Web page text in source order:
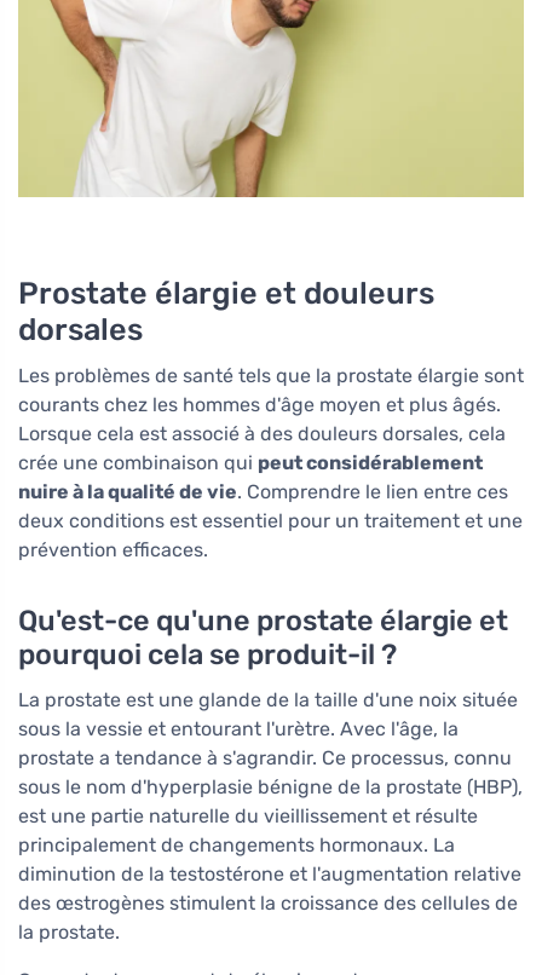
Prostate élargie et douleurs
dorsales
Les problèmes de santé tels que la prostate élargie sont
courants chez les hommes d'âge moyen et plus âgés.
Lorsque cela est associé à des douleurs dorsales, cela
crée une combinaison qui peut considérablement
nuire à la qualité de vie. Comprendre le lien entre ces
deux conditions est essentiel pour un traitement et une
prévention efficaces.
Qu'est-ce qu'une prostate élargie et
pourquoi cela se produit-il ?
La prostate est une glande de la taille d'une noix située
sous la vessie et entourant l'urètre. Avec l'âge, la
prostate a tendance à s'agrandir. Ce processus, connu
sous le nom d'hyperplasie bénigne de la prostate (HBP),
est une partie naturelle du vieillissement et résulte
principalement de changements hormonaux. La
diminution de la testostérone et l'augmentation relative
des œstrogènes stimulent la croissance des cellules de
la prostate.